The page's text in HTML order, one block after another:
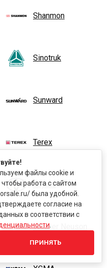
Shanmon
Sinotruk
Sunward
Terex
Toyota
Wacker Neuson
файлы cookie и
работа с сайтом
была удобной.
согласие на
в соответствии с
ПРИНЯТЬ